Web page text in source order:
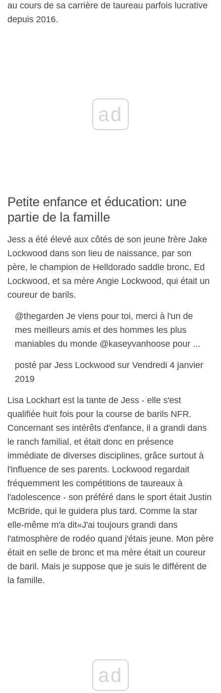
au cours de sa carrière de taureau parfois lucrative
depuis 2016.
ad
Petite enfance et éducation: une
partie de la famille
Jess a été élevé aux côtés de son jeune frère Jake
Lockwood dans son lieu de naissance, par son
père, le champion de Helldorado saddle bronc, Ed
Lockwood, et sa mère Angie Lockwood, qui était un
coureur de barils.
@thegarden Je viens pour toi, merci à l'un de
mes meilleurs amis et des hommes les plus
maniables du monde @kaseyvanhoose pour ...
posté par Jess Lockwood sur Vendredi 4 janvier
2019
Lisa Lockhart est la tante de Jess - elle s'est
qualifiée huit fois pour la course de barils NFR.
Concernant ses intérêts d'enfance, il a grandi dans
le ranch familial, et était donc en présence
immédiate de diverses disciplines, grâce surtout à
l'influence de ses parents. Lockwood regardait
fréquemment les compétitions de taureaux à
l'adolescence - son préféré dans le sport était Justin
McBride, qui le guidera plus tard. Comme la star
elle-même m'a dit«J'ai toujours grandi dans
l'atmosphère de rodéo quand j'étais jeune. Mon père
était en selle de bronc et ma mère était un coureur
de baril. Mais je suppose que je suis le différent de
la famille.
ad